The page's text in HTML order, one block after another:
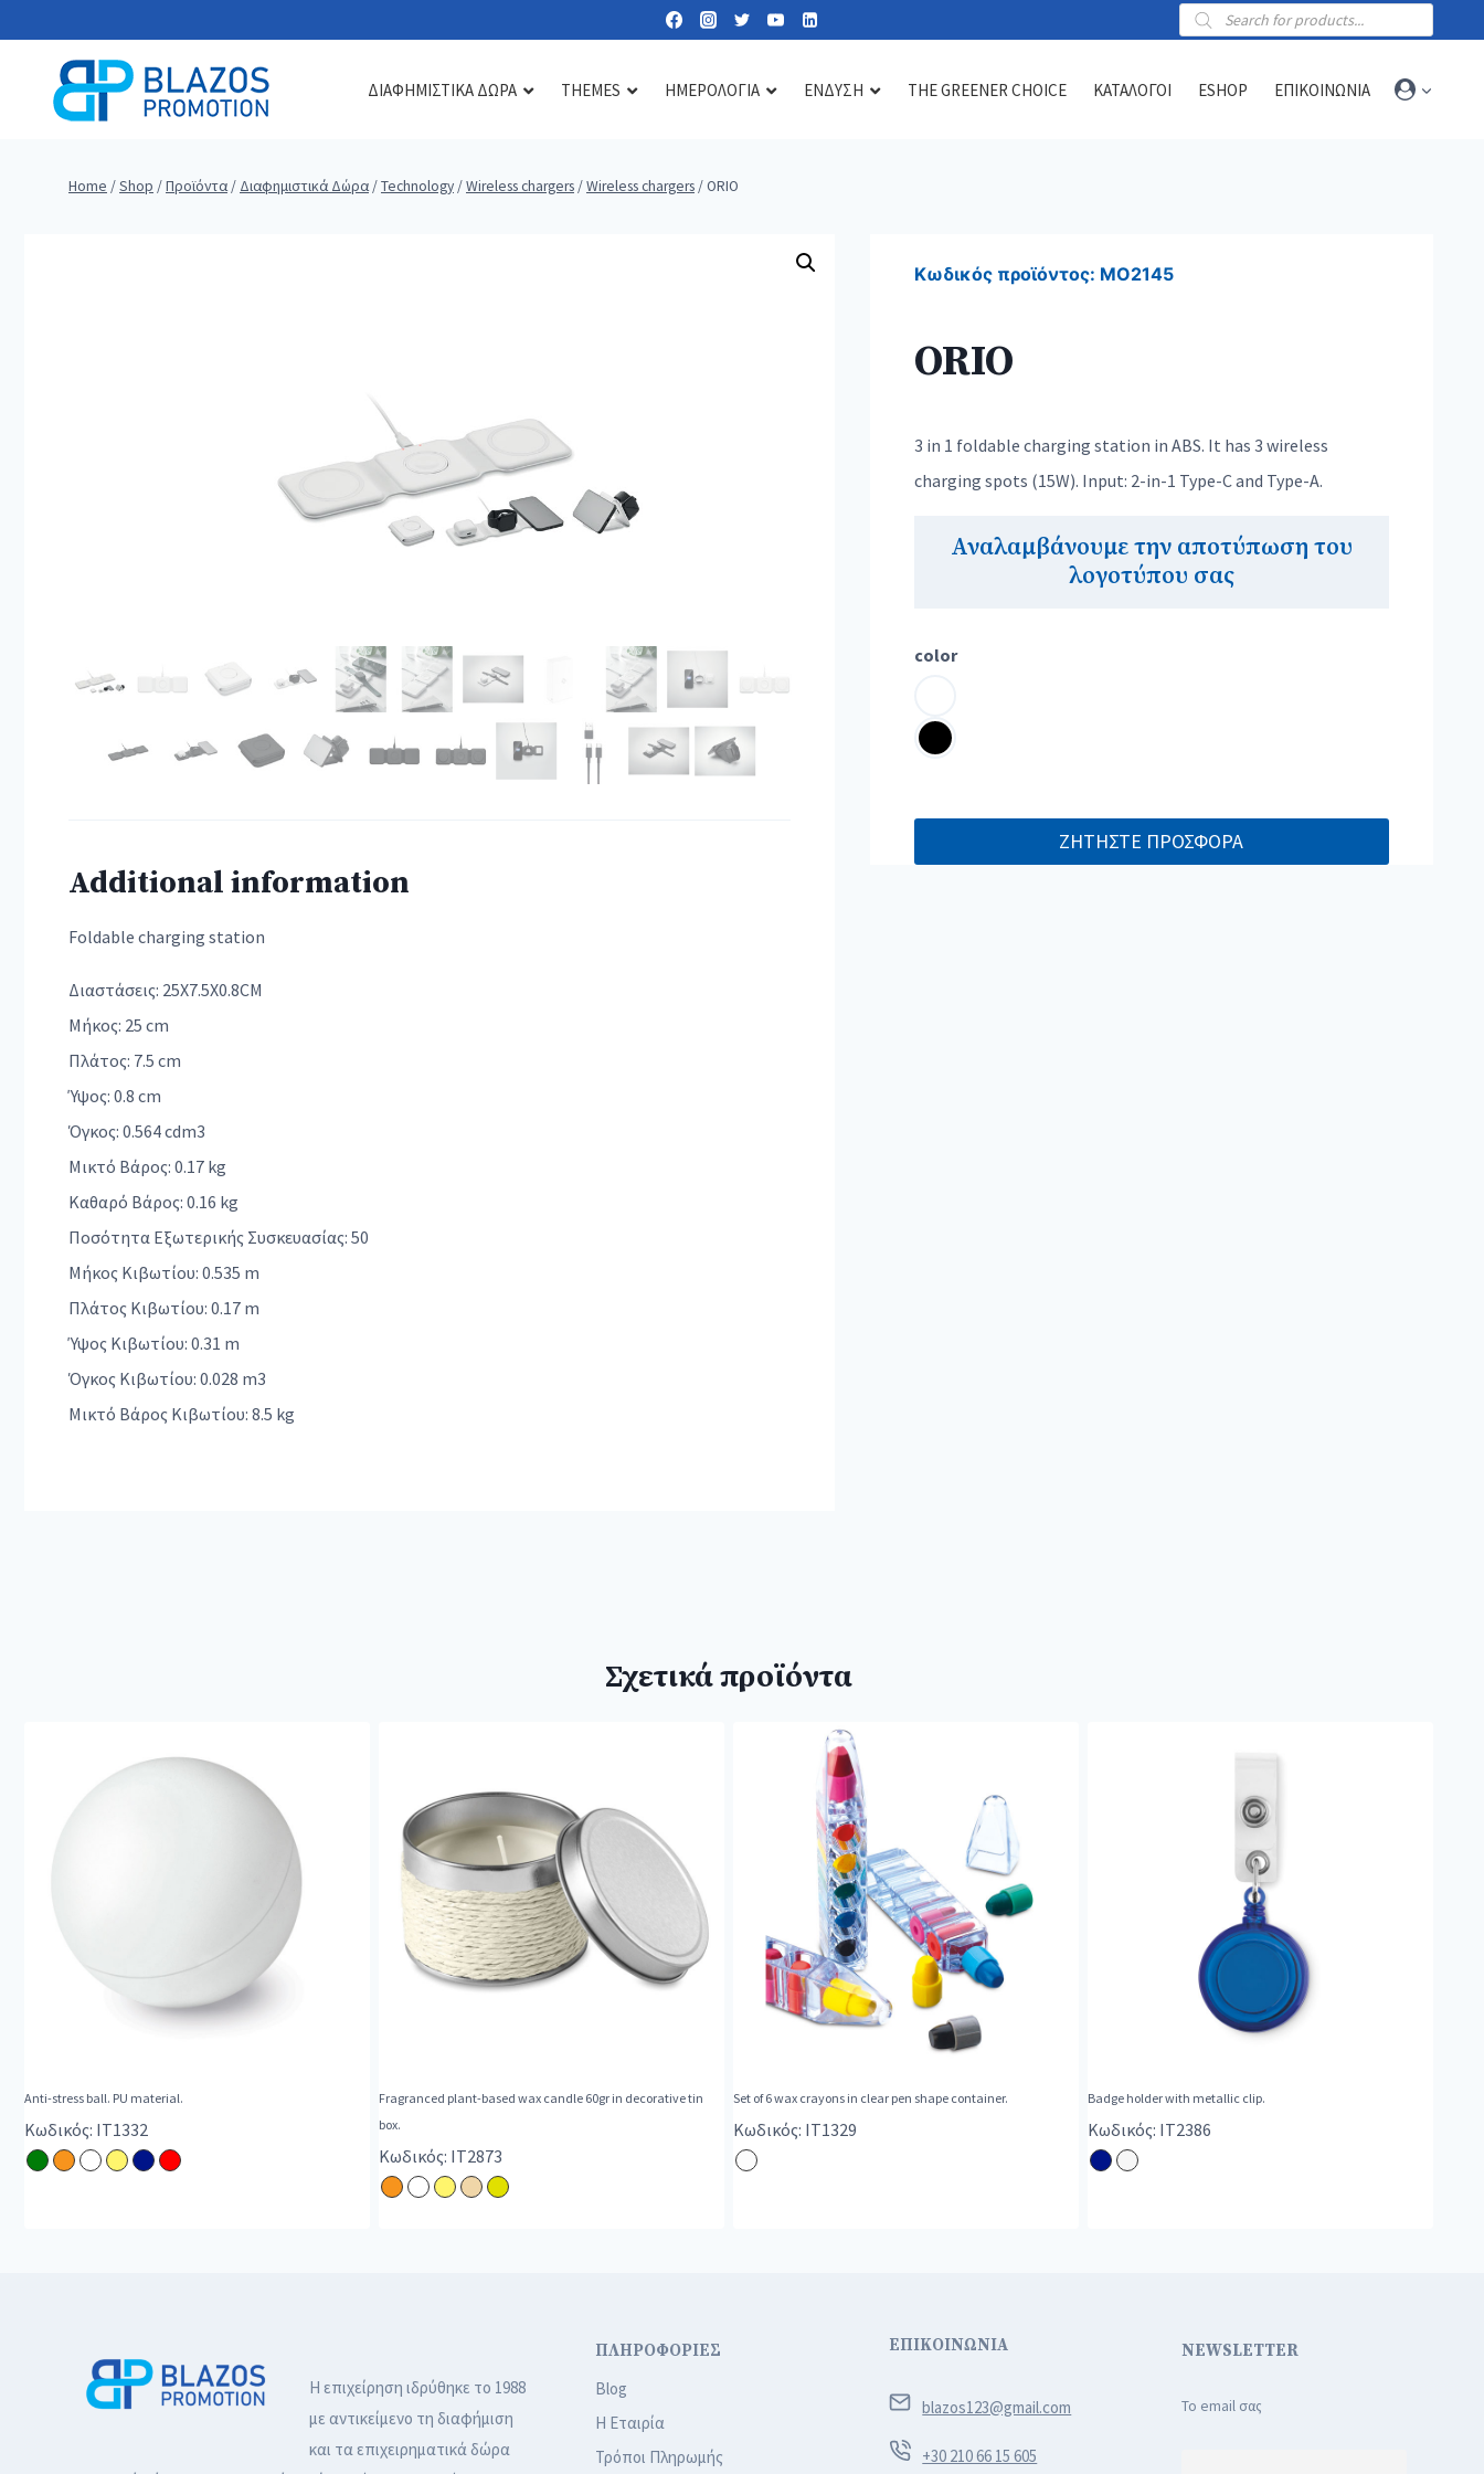
content
Products
search
ΔΙΑΦΗΜΙΣΤΙΚΑ ΔΩΡΑ THEMES ΗΜΕΡΟΛΟΓΙΑ ΕΝΔΥΣΗ THE GREENER CHOICE ΚΑΤΑΛΟΓΟΙ ESHOP ΕΠΙΚΟΙΝΩΝΙΑ
Home /Shop /Προϊόντα / Διαφημιστικά Δώρα /Technology /Wireless chargers /Wireless chargers /ORIO
Additional information
Foldable charging station
Διαστάσεις: 25X7.5X0.8CM
Μήκος: 25 cm
Πλάτος: 7.5 cm
Ύψος: 0.8 cm
Όγκος: 0.564 cdm3
Μικτό Βάρος: 0.17 kg
Καθαρό Βάρος: 0.16 kg
Ποσότητα Εξωτερικής Συσκευασίας: 50
Μήκος Κιβωτίου: 0.535 m
Πλάτος Κιβωτίου: 0.17 m
Ύψος Κιβωτίου: 0.31 m
Όγκος Κιβωτίου: 0.028 m3
Μικτό Βάρος Κιβωτίου: 8.5 kg
Κωδικός προϊόντος: MO2145
ORIO
3 in 1 foldable charging station in ABS. It has 3 wireless
charging spots (15W). Input: 2-in-1 Type-C and Type-A.
Αναλαμβάνουμε την αποτύπωση του
λογοτύπου σας
color
ΖΗΤΗΣΤΕ ΠΡΟΣΦΟΡΑ
Σχετικά προϊόντα
Anti-stress ball. PU material.
Κωδικός: IT1332
Fragranced plant-based wax candle 60gr in decorative tin
box.
Κωδικός: IT2873
Set of 6 wax crayons in clear pen shape container.
Κωδικός: IT1329
Badge holder with metallic clip.
Κωδικός: IT2386
Η επιχείρηση ιδρύθηκε το 1988
με αντικείμενο τη διαφήμιση
και τα επιχειρηματικά δώρα
ΠΛΗΡΟΦΟΡΙΕΣ
Blog
Η Εταιρία
Τρόποι Πληρωμής
ΕΠΙΚΟΙΝΩΝΙΑ
blazos123@gmail.com
+30 210 66 15 605
NEWSLETTER
Το email σας